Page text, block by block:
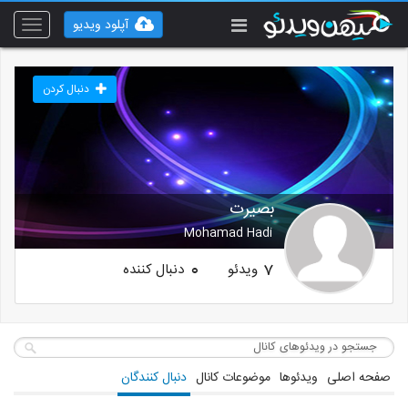
Toggle
آپلود ویدیو
بصیرت
Mohamad Hadi
دنبال کردن
7 ویدئو 0 دنبال کننده
صفحه اصلی ویدئوها موضوعات کانال دنبال کنندگان